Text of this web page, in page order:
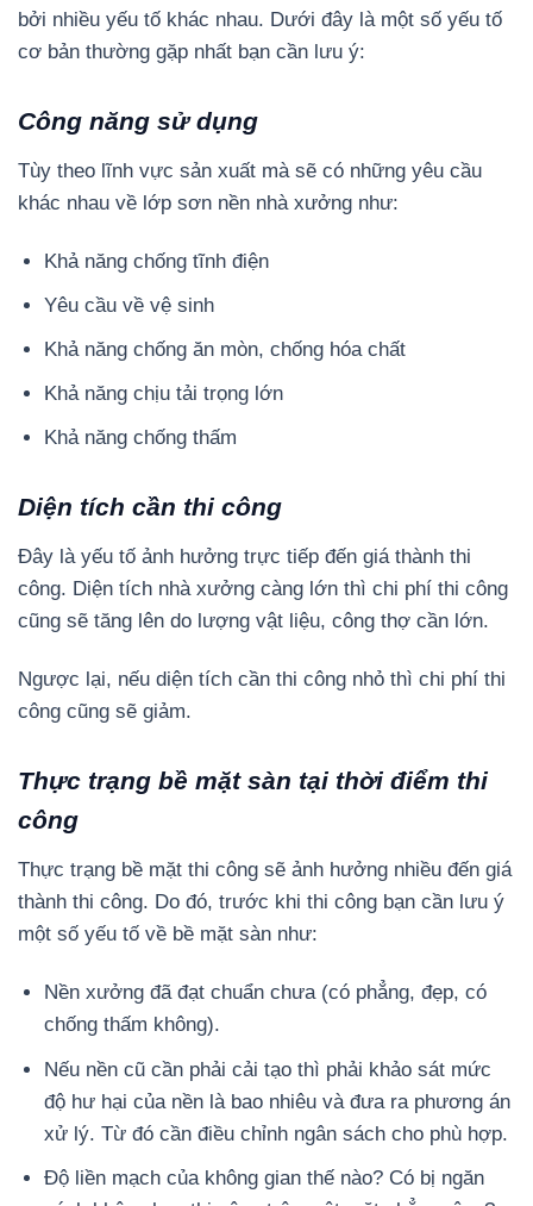
bởi nhiều yếu tố khác nhau. Dưới đây là một số yếu tố
cơ bản thường gặp nhất bạn cần lưu ý:
Công năng sử dụng
Tùy theo lĩnh vực sản xuất mà sẽ có những yêu cầu
khác nhau về lớp sơn nền nhà xưởng như:
Khả năng chống tĩnh điện
Yêu cầu về vệ sinh
Khả năng chống ăn mòn, chống hóa chất
Khả năng chịu tải trọng lớn
Khả năng chống thấm
Diện tích cần thi công
Đây là yếu tố ảnh hưởng trực tiếp đến giá thành thi
công. Diện tích nhà xưởng càng lớn thì chi phí thi công
cũng sẽ tăng lên do lượng vật liệu, công thợ cần lớn.
Ngược lại, nếu diện tích cần thi công nhỏ thì chi phí thi
công cũng sẽ giảm.
Thực trạng bề mặt sàn tại thời điểm thi
công
Thực trạng bề mặt thi công sẽ ảnh hưởng nhiều đến giá
thành thi công. Do đó, trước khi thi công bạn cần lưu ý
một số yếu tố về bề mặt sàn như:
Nền xưởng đã đạt chuẩn chưa (có phẳng, đẹp, có
chống thấm không).
Nếu nền cũ cần phải cải tạo thì phải khảo sát mức
độ hư hại của nền là bao nhiêu và đưa ra phương án
xử lý. Từ đó cần điều chỉnh ngân sách cho phù hợp.
Độ liền mạch của không gian thế nào? Có bị ngăn